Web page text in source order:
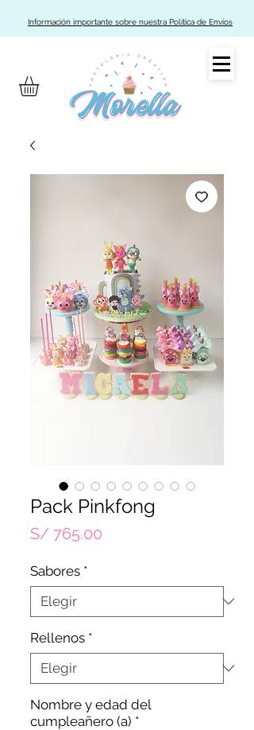
Información importante sobre nuestra Política de Envíos
Pack Pinkfong
S/ 765.00
Sabores *
Rellenos *
Nombre y edad del
cumpleañero (a) *